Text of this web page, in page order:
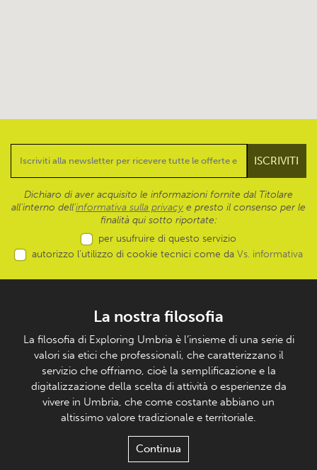
Dichiaro di aver acquisito le informazioni fornite dal Titolare
all’interno dell'informativa sulla privacy e presto il consenso per le
finalità qui sotto riportate:
per usufruire di questo servizio
autorizzo l’utilizzo di cookie tecnici come da Vs. informativa
La nostra filosofia
La filosofia di Exploring Umbria è l’insieme di una serie di
valori sia etici che professionali, che caratterizzano il
servizio che offriamo, cioè la semplificazione e la
digitalizzazione della scelta di attività o esperienze da
vivere in Umbria, che come costante abbiano un
altissimo valore tradizionale e territoriale.
Continua